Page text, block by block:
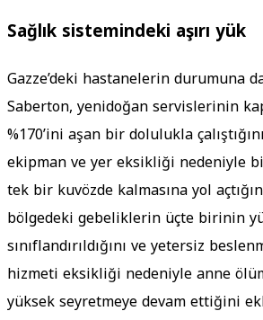
Sağlık sistemindeki aşırı yük
Gazze’deki hastanelerin durumuna
Saberton, yenidoğan servislerinin
%170’ini aşan bir dolulukla
ekipman ve yer eksikliği nedeniyle
tek bir kuvözde kalmasına yol
bölgedeki gebeliklerin üçte birinin
sınıflandırıldığını ve yetersiz
hizmeti eksikliği nedeniyle anne
yüksek seyretmeye devam ettiğini